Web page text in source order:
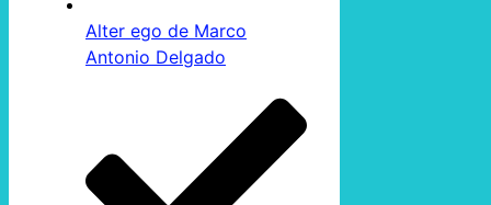
Alter ego de Marco
Antonio Delgado